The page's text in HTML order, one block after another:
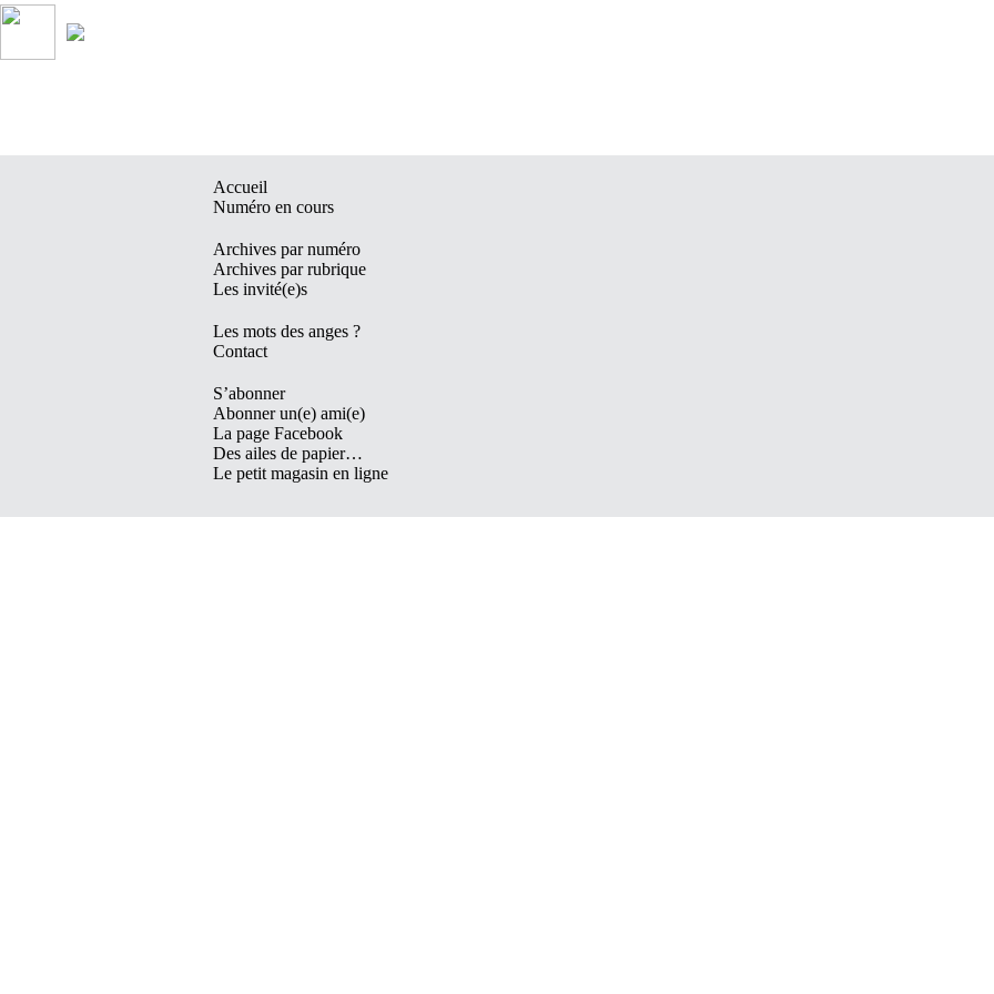
Accueil
Numéro en cours
Archives par numéro
Archives par rubrique
Les invité(e)s
Les mots des anges ?
Contact
S’abonner
Abonner un(e) ami(e)
La page Facebook
Des ailes de papier…
Le petit magasin en ligne